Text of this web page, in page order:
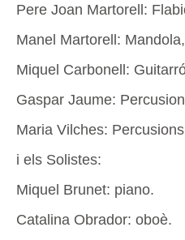
Pere Joan Martorell:
Manel Martorell:
Miquel Carbonell:
Gaspar Jaume:
Maria Vilches:
i els Solistes:
Miquel Brunet: piano.
Catalina Obrador: oboè.